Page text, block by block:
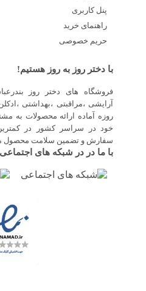
پنل کاربری
راهنمای خرید
حریم خصوصی
با دختر روز به روز هستیم!
فروشگاه های دختر روز
آرایشی ،مراقبتی ،بهداشتی
روزه آماده ارائه محصولات به
خود در سراسر کشور در
سفارش و تضمین سلامت محصول
با ما در در شبکه های